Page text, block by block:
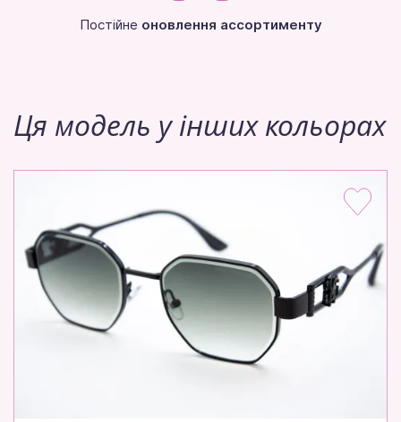
Постійне оновлення ассортименту
Ця модель у інших кольорах